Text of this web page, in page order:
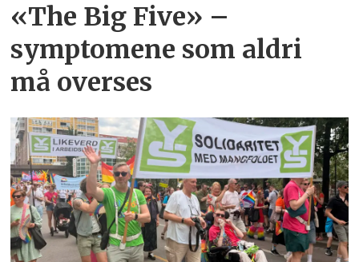
«The Big Five» –
symptomene som aldri
må overses